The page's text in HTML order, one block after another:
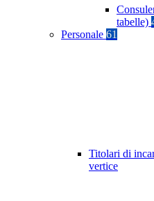
tabelle)
Personale 61
Titolari di
vertice